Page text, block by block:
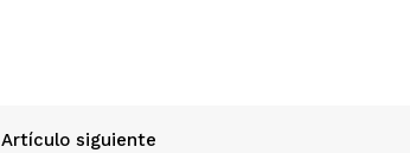
Artículo siguiente